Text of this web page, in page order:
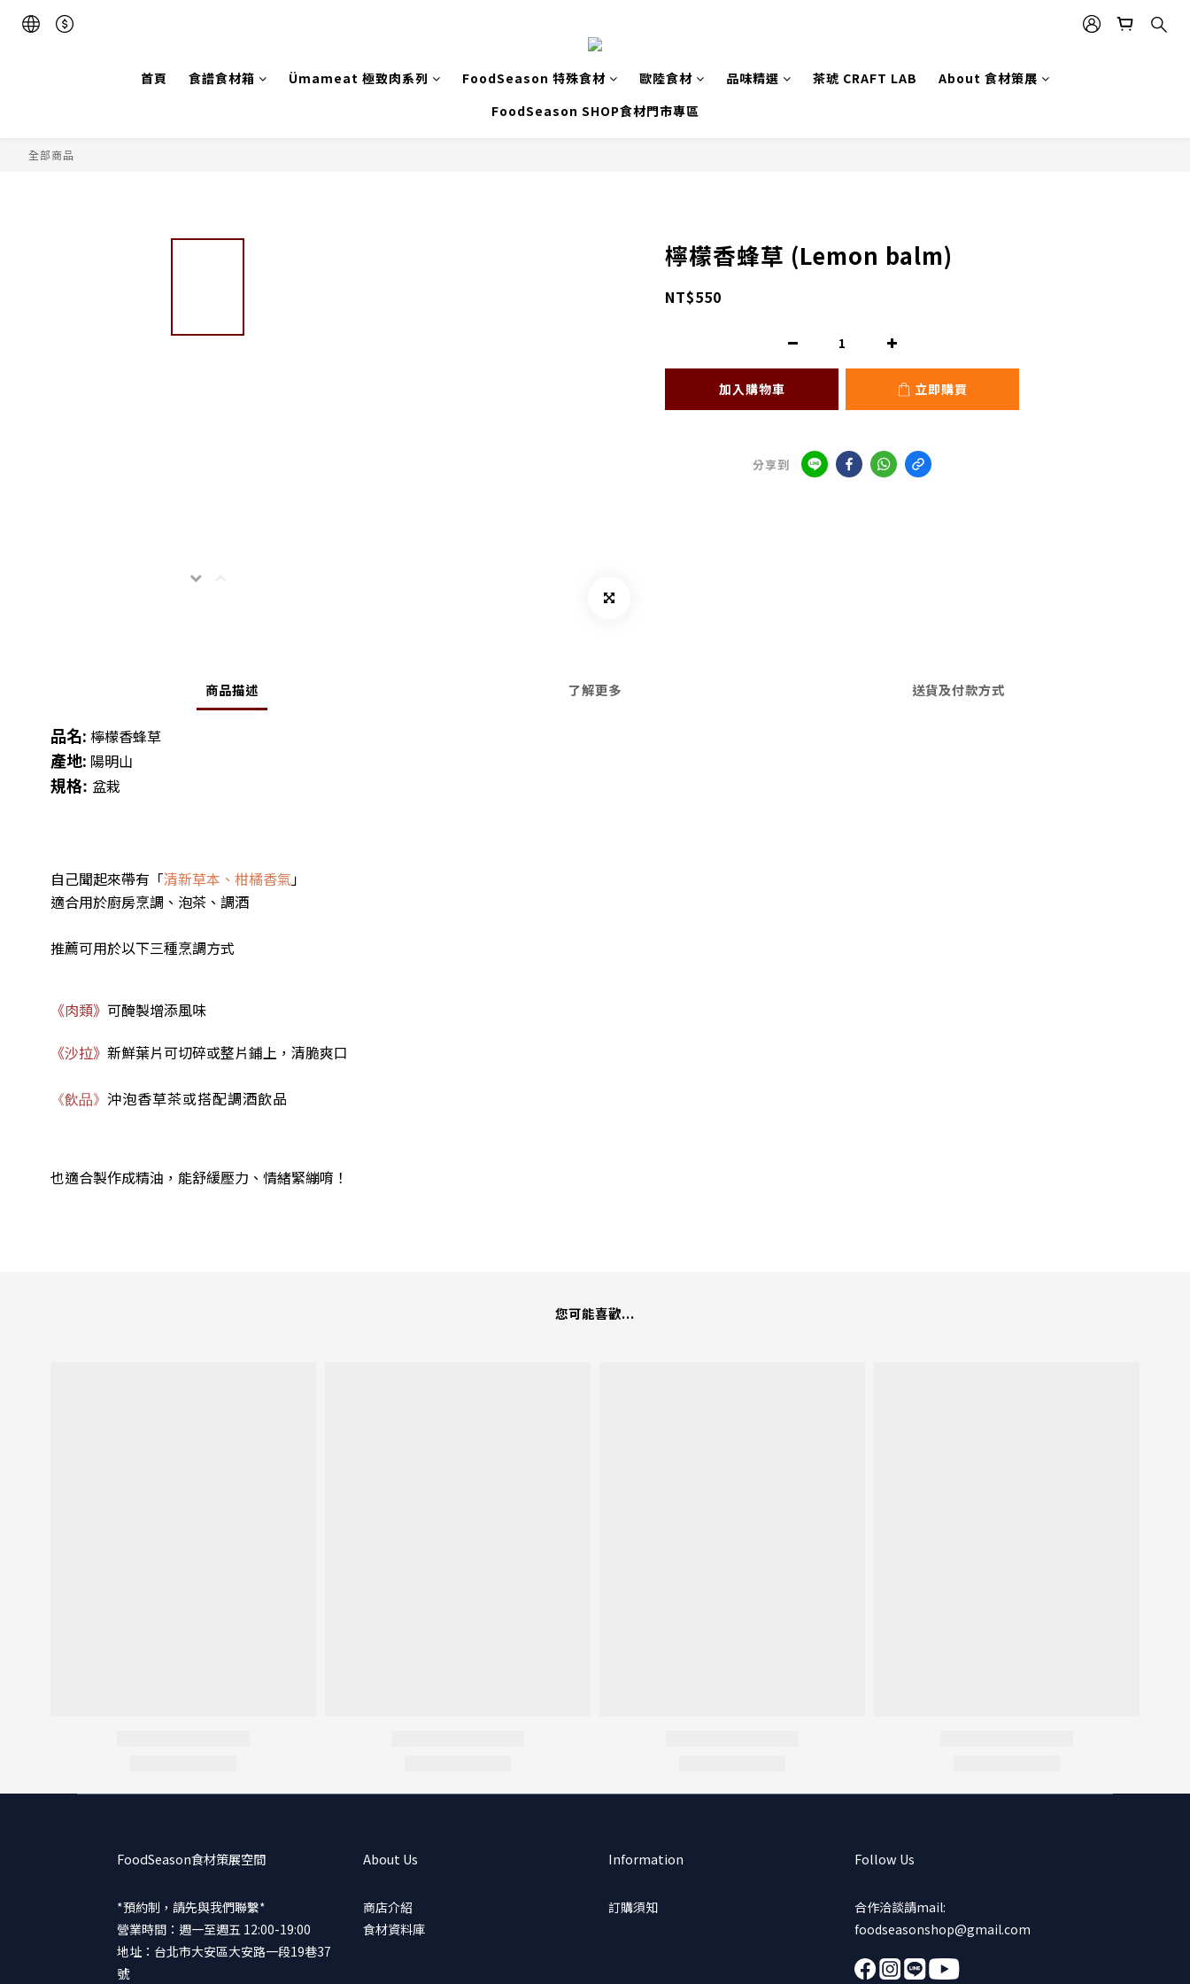
首頁 食譜食材箱 Ümameat 極致肉系列 FoodSeason 特殊食材 歐陸食材 品味精選 茶琥 CRAFT LAB
About 食材策展
FoodSeason SHOP食材門市專區
全部商品
檸檬香蜂草 (Lemon balm)
NT$550
加入購物車 立即購買
分享到
商品描述 了解更多 送貨及付款方式
品名: 檸檬香蜂草
產地: 陽明山
規格: 盆栽
自己聞起來帶有「清新草本、柑橘香氣」
適合用於廚房烹調、泡茶、調酒
推薦可用於以下三種烹調方式
《肉類》 可醃製增添風味
《沙拉》 新鮮葉片可切碎或整片鋪上，清脆爽口
《飲品》 沖泡香草茶或搭配調酒飲品
也適合製作成精油，能舒緩壓力、情緒緊繃唷！
您可能喜歡...
FoodSeason食材策展空間
*預約制，請先與我們聯繫*
營業時間：週一至週五 12:00-19:00
地址：台北市大安區大安路一段19巷37
號
About Us
商店介紹
食材資料庫
Information
訂購須知
Follow Us
合作洽談請mail:
foodseasonshop@gmail.com